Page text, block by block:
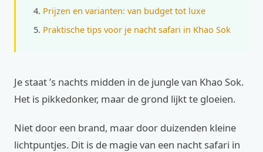
Prijzen en varianten: van budget tot luxe
Praktische tips voor je nacht safari in Khao Sok
Je staat ’s nachts midden in de jungle van Khao Sok.
Het is pikkedonker, maar de grond lijkt te gloeien.
Niet door een brand, maar door duizenden kleine
lichtpuntjes. Dit is de magie van een nacht safari in